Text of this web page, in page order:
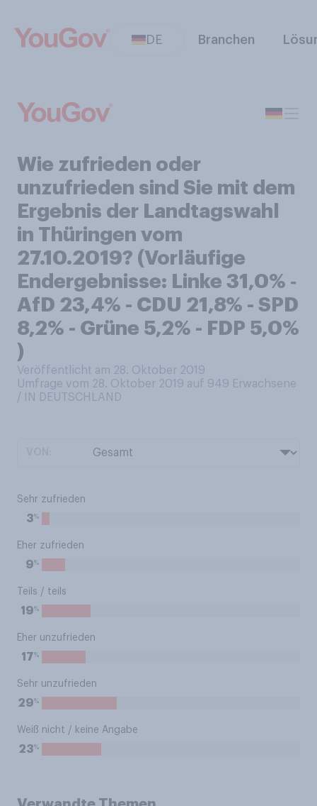
DE Branchen
Wie zufrieden oder
unzufrieden sind Sie mit dem
Ergebnis der Landtagswahl
in Thüringen vom
27.10.2019? (Vorläufige
Endergebnisse: Linke 31,0% ‑
AfD 23,4% - CDU 21,8% - SPD
8,2% - Grüne 5,2% - FDP 5,0%
)
Veröffentlicht am 28. Oktober 2019
Umfrage vom 28. Oktober 2019 auf 949 Erwachsene
/ IN DEUTSCHLAND
Sehr zufrieden
3%
Eher zufrieden
9%
Teils / teils
19%
Eher unzufrieden
17%
Sehr unzufrieden
29%
Weiß nicht / keine Angabe
23%